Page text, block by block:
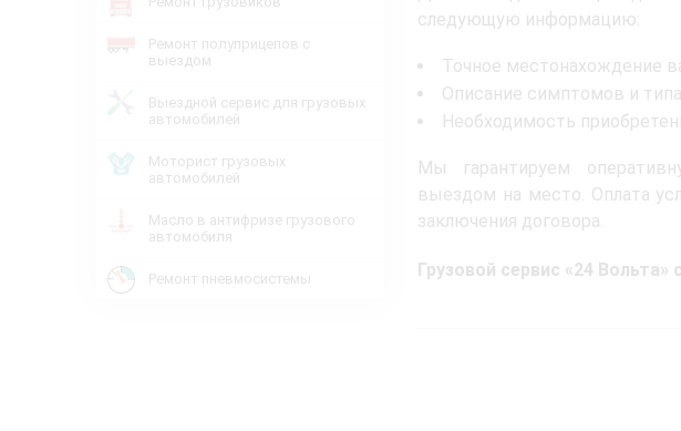
Ремонт полуприцепов с
выездом
Выездной сервис для грузовых
автомобилей
Моторист грузовых
автомобилей
Масло в антифризе грузового
автомобиля
Ремонт пневмосистемы
следующую информацию:
Точное местонахождение
Описание симптомов и
Необходимость
Мы гарантируем
выездом на место. Оплата
заключения договора.
Грузовой сервис «24